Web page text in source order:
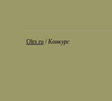
Olrs.ru/Конкурс